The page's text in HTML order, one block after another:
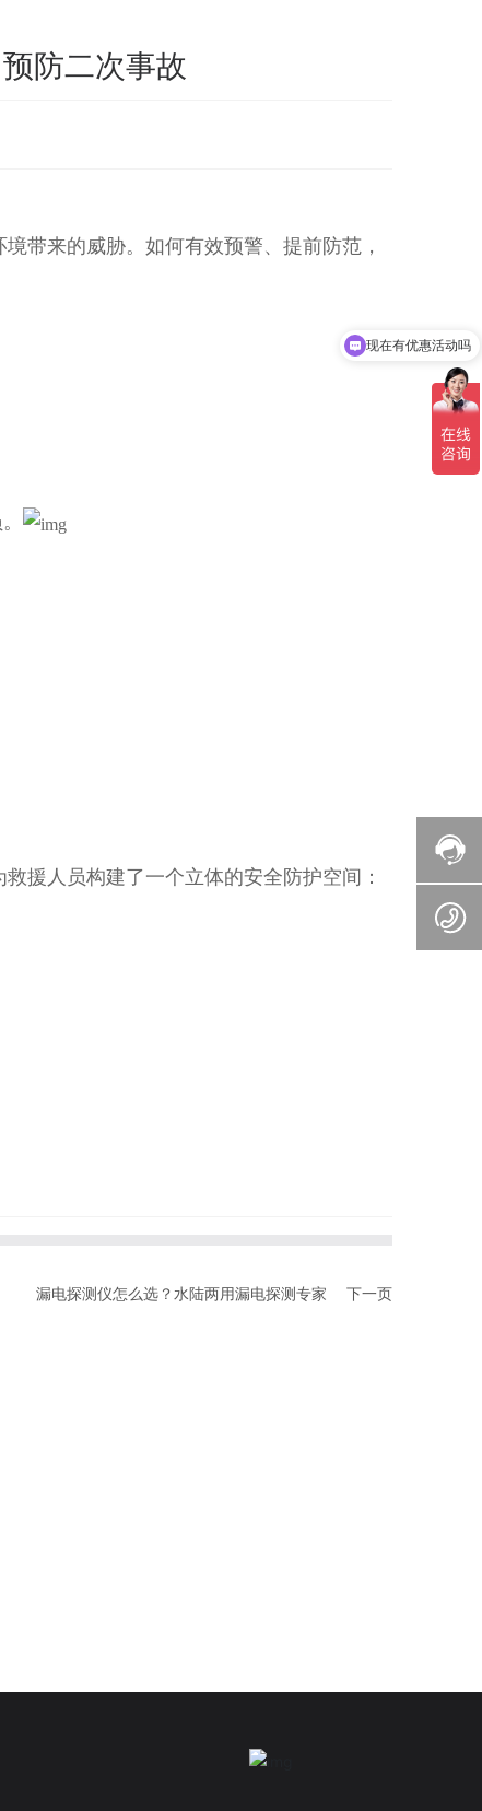
防二次事故
带来的威胁。如何有效预警、提前防范，
救援人员构建了一个立体的安全防护空间：
漏电探测仪怎么选？水陆两用漏电探测专家 下一页
现在有优惠活动吗